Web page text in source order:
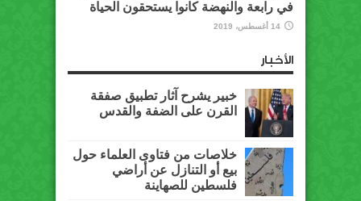
في رابعة والنهضة كانوا يستحقون الحياة
14 أغسطس، 2019
الأخبار
خبير يشرح آثار تطبيق صفقة
القرن على الضفة والقدس
خلاصات من فتاوى العلماء حول
بيع أو التنازل عن أراضي
فلسطين للصهاينة